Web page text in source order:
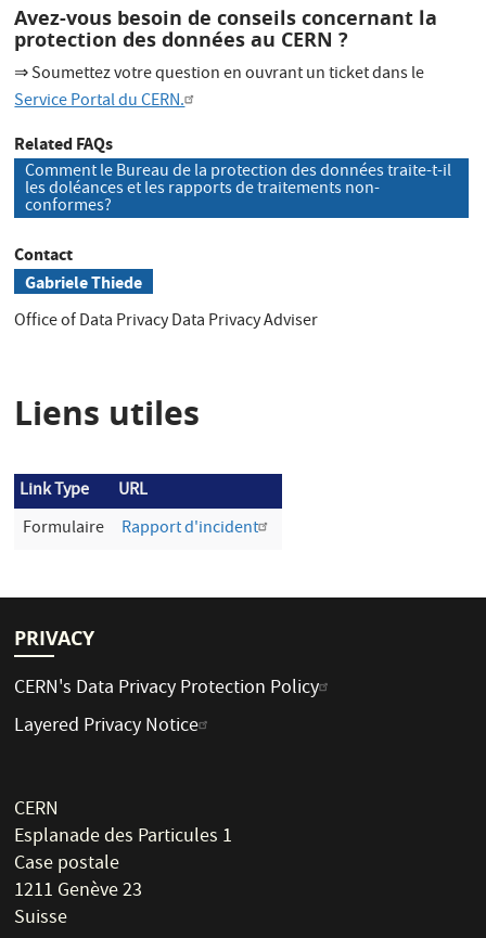
Avez-vous besoin de conseils concernant la
protection des données au CERN ?
⇒ Soumettez votre question en ouvrant un ticket dans le
Service Portal du CERN.
Related FAQs
Comment le Bureau de la protection des données traite-t-il
les doléances et les rapports de traitements non-
conformes?
Contact
Gabriele Thiede
Office of Data PrivacyData Privacy Adviser
Liens utiles
Link Type
URL
Formulaire
Rapport d'incident
PRIVACY
CERN's Data Privacy Protection Policy
Layered Privacy Notice
CERN
Esplanade des Particules 1
Case postale
1211 Genève 23
Suisse